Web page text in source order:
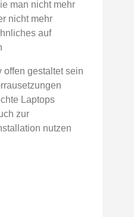
man nicht mehr
nicht mehr
auf
offen gestaltet sein
Laptops
zur
nutzen